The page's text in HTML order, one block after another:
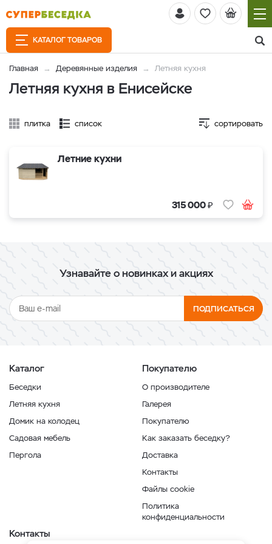
КАТАЛОГ ТОВАРОВ
Главная Деревянные изделия Летняя кухня
Летняя кухня в Енисейске
плитка список сортировать
Летние кухни
315 000₽
Узнавайте о новинках и акциях
ПОДПИСАТЬСЯ
Каталог
Беседки
Летняя кухня
Домик на колодец
Садовая мебель
Пергола
Покупателю
О производителе
Галерея
Покупателю
Как заказать беседку?
Доставка
Контакты
Файлы cookie
Политика
конфиденциальности
Контакты